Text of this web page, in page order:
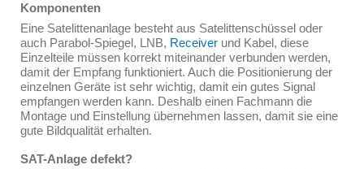
Komponenten
Eine Satelittenanlage besteht aus Satelittenschüssel oder
auch Parabol-Spiegel, LNB, Receiver und Kabel, diese
Einzelteile müssen korrekt miteinander verbunden werden,
damit der Empfang funktioniert. Auch die Positionierung der
einzelnen Geräte ist sehr wichtig, damit ein gutes Signal
empfangen werden kann. Deshalb einen Fachmann die
Montage und Einstellung übernehmen lassen, damit sie eine
gute Bildqualität erhalten.
SAT-Anlage defekt?